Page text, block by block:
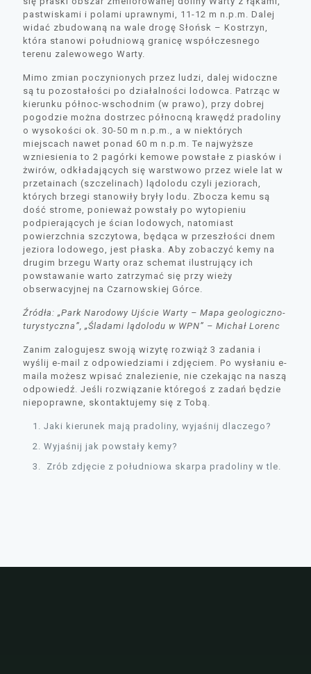
pastwiskami i polami uprawnymi, 11-12 m n.p.m. Dalej
widać zbudowaną na wale drogę Słońsk – Kostrzyn,
która stanowi południową granicę współczesnego
terenu zalewowego Warty.
Mimo zmian poczynionych przez ludzi, dalej widoczne
są tu pozostałości po działalności lodowca. Patrząc w
kierunku północ-wschodnim (w prawo), przy dobrej
pogodzie można dostrzec północną krawędź pradoliny
o wysokości ok. 30-50 m n.p.m., a w niektórych
miejscach nawet ponad 60 m n.p.m. Te najwyższe
wzniesienia to 2 pagórki kemowe powstałe z piasków i
żwirów, odkładających się warstwowo przez wiele lat w
przetainach (szczelinach) lądolodu czyli jeziorach,
których brzegi stanowiły bryły lodu. Zbocza kemu są
dość strome, ponieważ powstały po wytopieniu
podpierających je ścian lodowych, natomiast
powierzchnia szczytowa, będąca w przeszłości dnem
jeziora lodowego, jest płaska. Aby zobaczyć kemy na
drugim brzegu Warty oraz schemat ilustrujący ich
powstawanie warto zatrzymać się przy wieży
obserwacyjnej na Czarnowskiej Górce.
Źródła: „Park Narodowy Ujście Warty – Mapa geologiczno-
turystyczna”, „Śladami lądolodu w WPN” – Michał Lorenc
Zanim zalogujesz swoją wizytę rozwiąż 3 zadania i
wyślij e-mail z odpowiedziami i zdjęciem. Po wysłaniu e-
maila możesz wpisać znalezienie, nie czekając na naszą
odpowiedź. Jeśli rozwiązanie któregoś z zadań będzie
niepoprawne, skontaktujemy się z Tobą.
Jaki kierunek mają pradoliny, wyjaśnij dlaczego?
Wyjaśnij jak powstały kemy?
Zrób zdjęcie z południowa skarpa pradoliny w tle.